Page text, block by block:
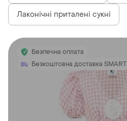
Лаконічні приталені сукні
Безпечна оплата
Безкоштовна доставка SMART